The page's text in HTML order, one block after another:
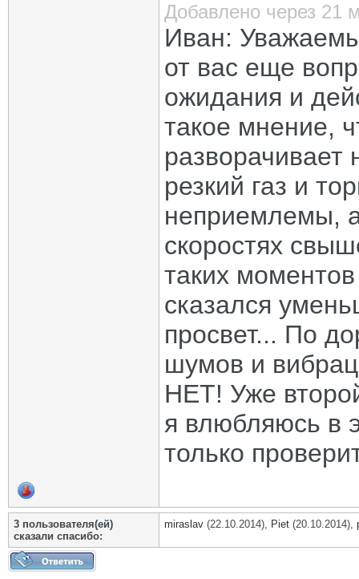
Добавлено через 21
Иван:
от вас еще
ожидания и
такое мнение,
разворачивает
резкий газ и
неприемлемы,
скоростях
таких
сказался
просвет... По
шумов и
НЕТ! Уже
я влюбляюсь в
только
3 пользователя(ей)
сказали cпасибо:
miraslav (22.10.2014), Piet (20.10.2014),